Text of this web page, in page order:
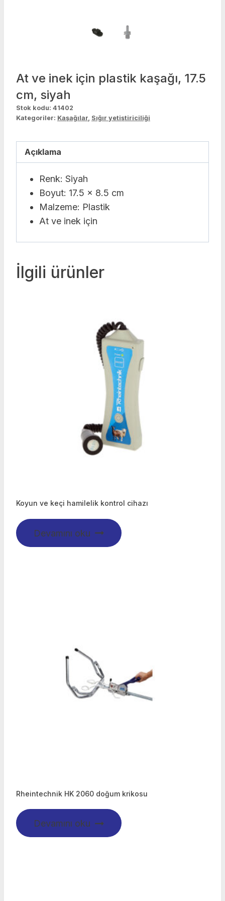
At ve inek için plastik kaşağı, 17.5
cm, siyah
Stok kodu: 41402
Kategoriler: Kaşağılar, Sığır yetiştiriciliği
Açıklama
Renk: Siyah
Boyut: 17.5 x 8.5 cm
Malzeme: Plastik
At ve inek için
İlgili ürünler
Koyun ve keçi hamilelik kontrol cihazı
Devamını oku
Rheintechnik HK 2060 doğum krikosu
Devamını oku